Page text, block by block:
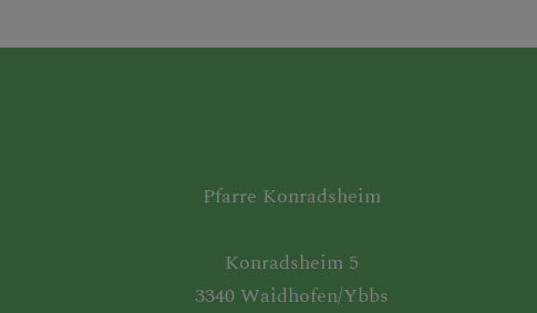
Pfarre Konradsheim
Konradsheim 5
3340 Waidhofen/Ybbs